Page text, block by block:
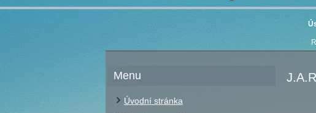
Menu
Úvodní stránka